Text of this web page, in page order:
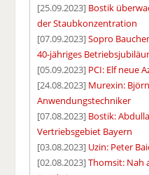
[25.09.2023] Bostik
der Staubkonzentration
[07.09.2023]Sopro
40-jähriges
[05.09.2023] PCI: Elf neue
[24.08.2023] Murexin:
Anwendungstechniker
[07.08.2023] Bostik:
Vertriebsgebiet Bayern
[03.08.2023] Uzin: Peter
[02.08.2023]Thomsit: Nah